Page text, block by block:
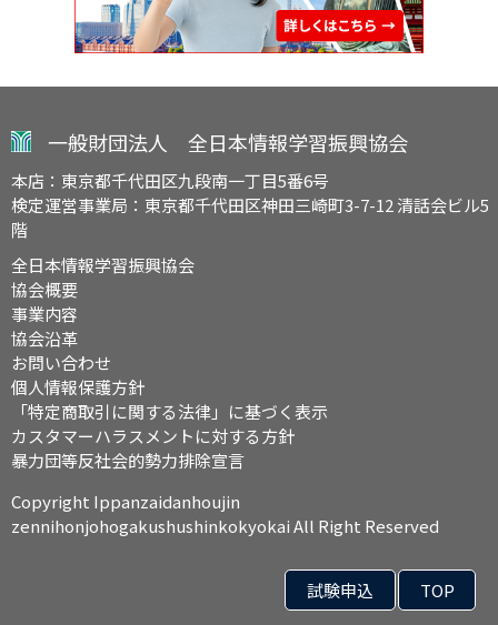
一般財団法人 全日本情報学習振興協会
本店：東京都千代田区九段南一丁目5番6号
検定運営事業局：東京都千代田区神田三崎町3-7-12 清話会ビル5
階
全日本情報学習振興協会
協会概要
事業内容
協会沿革
お問い合わせ
個人情報保護方針
「特定商取引に関する法律」に基づく表示
カスタマーハラスメントに対する方針
暴力団等反社会的勢力排除宣言
Copyright Ippanzaidanhoujin
zennihonjohogakushushinkokyokai All Right Reserved
試験申込 TOP